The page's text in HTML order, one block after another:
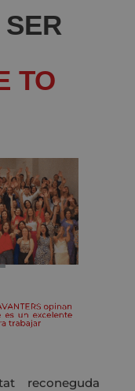
TO
reconeguda